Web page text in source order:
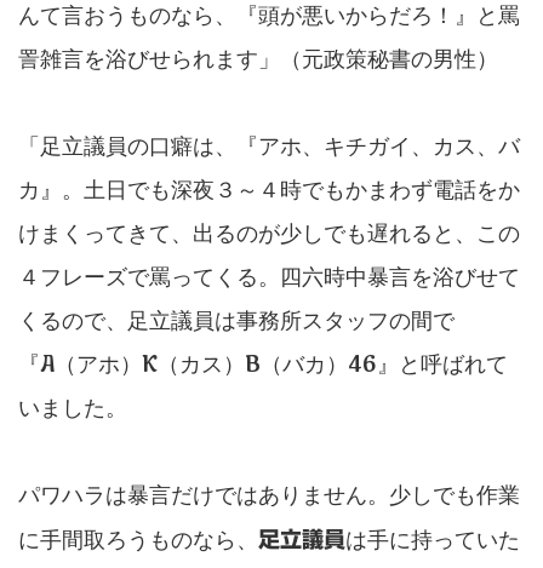
んて言おうものなら、『頭が悪いからだろ！』と罵
詈雑言を浴びせられます」（元政策秘書の男性）
「足立議員の口癖は、『アホ、キチガイ、カス、バ
カ』。土日でも深夜３～４時でもかまわず電話をか
けまくってきて、出るのが少しでも遅れると、この
４フレーズで罵ってくる。四六時中暴言を浴びせて
くるので、足立議員は事務所スタッフの間で
『A（アホ）K（カス）B（バカ）46』と呼ばれて
いました。
パワハラは暴言だけではありません。少しでも作業
に手間取ろうものなら、
足立議員は手に持っていた